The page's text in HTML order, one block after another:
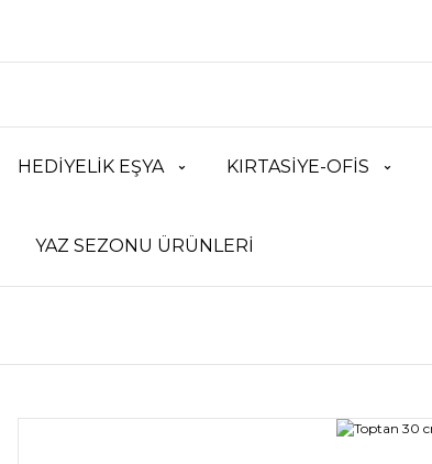
HEDİYELİK EŞYA KIRTASİYE-OFİS
YAZ SEZONU ÜRÜNLERİ